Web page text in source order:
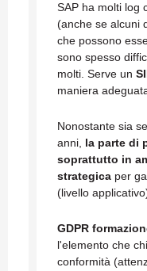
SAP ha molti log
(anche se alcuni
che possono
sono spesso
molti. Serve un
maniera
Nonostante sia
anni, la parte di
soprattutto in
strategica per
(livello
GDPR
l'elemento che
conformità